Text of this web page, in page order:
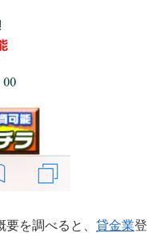
を調べると、 貸金業登